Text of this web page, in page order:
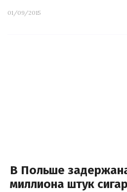
01/09/2015
В Польше
миллиона штук